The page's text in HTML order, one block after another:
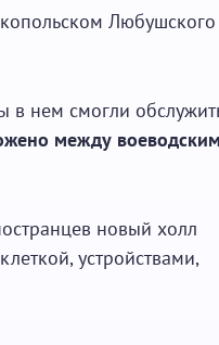
Любушского
в нем смогли
между воеводским
новый холл
устройствами,